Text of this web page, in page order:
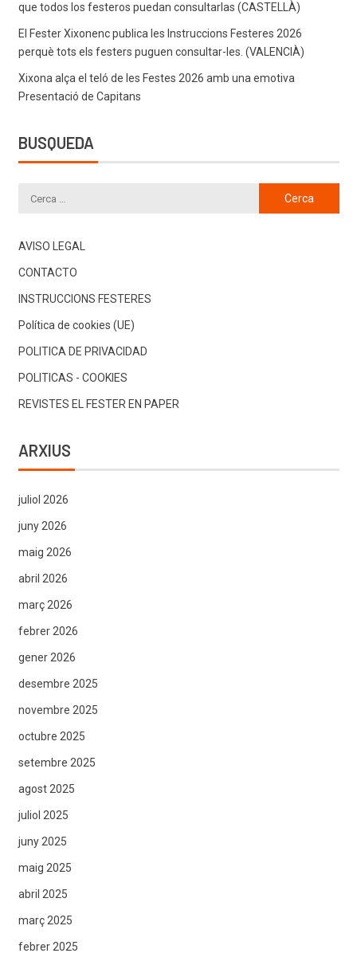
que todos los festeros puedan consultarlas (CASTELLÀ)
El Fester Xixonenc publica les Instruccions Festeres 2026
perquè tots els festers puguen consultar-les. (VALENCIÀ)
Xixona alça el teló de les Festes 2026 amb una emotiva
Presentació de Capitans
BUSQUEDA
AVISO LEGAL
CONTACTO
INSTRUCCIONS FESTERES
Política de cookies (UE)
POLITICA DE PRIVACIDAD
POLITICAS - COOKIES
REVISTES EL FESTER EN PAPER
ARXIUS
juliol 2026
juny 2026
maig 2026
abril 2026
març 2026
febrer 2026
gener 2026
desembre 2025
novembre 2025
octubre 2025
setembre 2025
agost 2025
juliol 2025
juny 2025
maig 2025
abril 2025
març 2025
febrer 2025